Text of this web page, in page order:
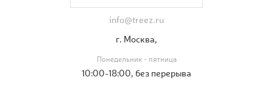
info@treez.ru
г. Москва,
Понедельник - пятница
10:00-18:00, без перерыва